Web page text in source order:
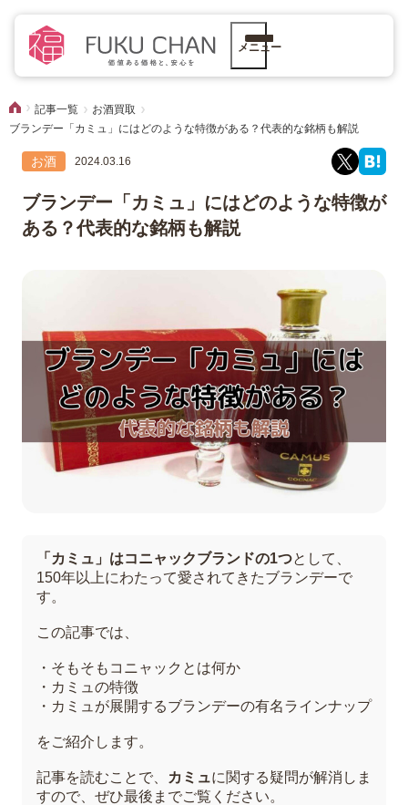
メニュー
記事一覧
お酒買取
ブランデー「カミュ」にはどのような特徴がある？代表的な銘柄も解説
お酒 2024.03.16
ブランデー「カミュ」にはどのような特徴が
ある？代表的な銘柄も解説
「カミュ」はコニャックブランドの1つとして、
150年以上にわたって愛されてきたブランデーで
す。
この記事では、
・そもそもコニャックとは何か
・カミュの特徴
・カミュが展開するブランデーの有名ラインナップ
をご紹介します。
記事を読むことで、 カミュに関する疑問が解消しま
すので、ぜひ最後までご覧ください。